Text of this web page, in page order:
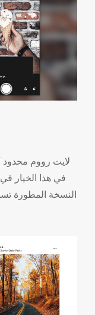
في هذا الخيار
النسخة المطورة